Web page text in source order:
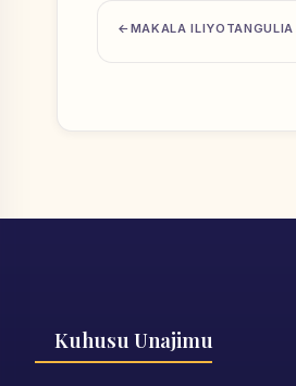
MAKALA ILIYOTANGULIA
Kuhusu Unajimu